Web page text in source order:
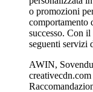
o promozioni
comportamento
successo. Con
seguenti servizi
AWIN,